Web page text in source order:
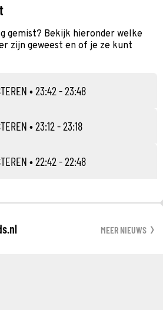
gemist? Bekijk hieronder welke
zijn geweest en of je ze kunt
• 23:42 - 23:48
• 23:12 - 23:18
• 22:42 - 22:48
MEER NIEUWS